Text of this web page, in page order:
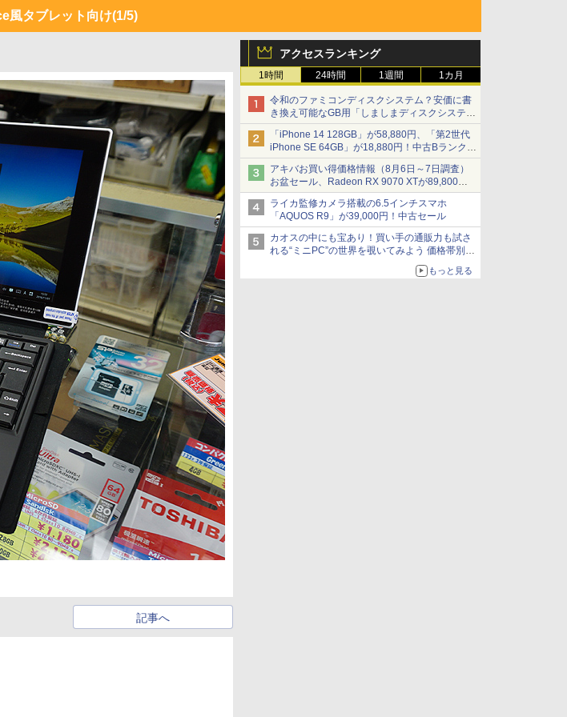
風タブレット向け(1/5)
アクセスランキング
1時間 24時間 1週間 1カ月
令和のファミコンディスクシステム？安価に書
き換え可能なGB用「しましまディスクシステ
ム」
「iPhone 14 128GB」が58,880円、「第2世代
iPhone SE 64GB」が18,880円！中古Bランク品
セール
アキバお買い得価格情報（8月6日～7日調査）
お盆セール、Radeon RX 9070 XTが89,800
円、水平周波数24.8kHz対応の17型モニターが
9,801円、暑さ指数連動セール ほか
ライカ監修カメラ搭載の6.5インチスマホ
「AQUOS R9」が39,000円！中古セール
カオスの中にも宝あり！買い手の通販力も試さ
れる“ミニPC”の世界を覗いてみよう 価格帯別に
仕様や特徴を整理、11製品をピックアップ text
もっと見る
記事へ